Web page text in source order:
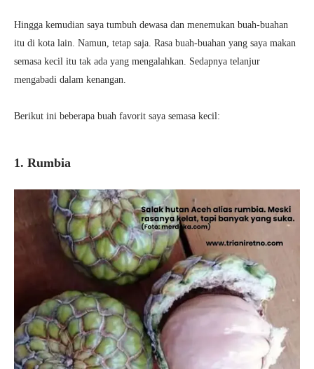
Hingga kemudian saya tumbuh dewasa dan menemukan buah-buahan
itu di kota lain. Namun, tetap saja. Rasa buah-buahan yang saya makan
semasa kecil itu tak ada yang mengalahkan. Sedapnya telanjur
mengabadi dalam kenangan.
Berikut ini beberapa buah favorit saya semasa kecil:
1. Rumbia